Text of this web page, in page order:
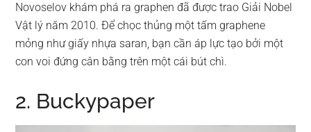
Novoselov khám phá ra graphen đã được trao Giải Nobel
Vật lý năm 2010. Để chọc thủng một tấm graphene
mỏng như giấy nhựa saran, bạn cần áp lực tạo bởi một
con voi đứng cân bằng trên một cái bút chì.
2. Buckypaper